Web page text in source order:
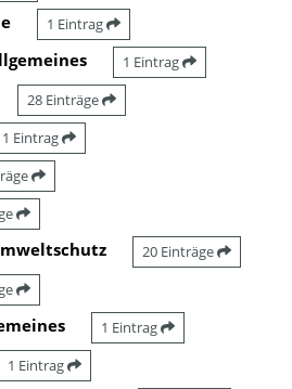
1 Eintrag
1 Eintrag
28 Einträge
1 Eintrag
20 Einträge
1 Eintrag
1 Eintrag